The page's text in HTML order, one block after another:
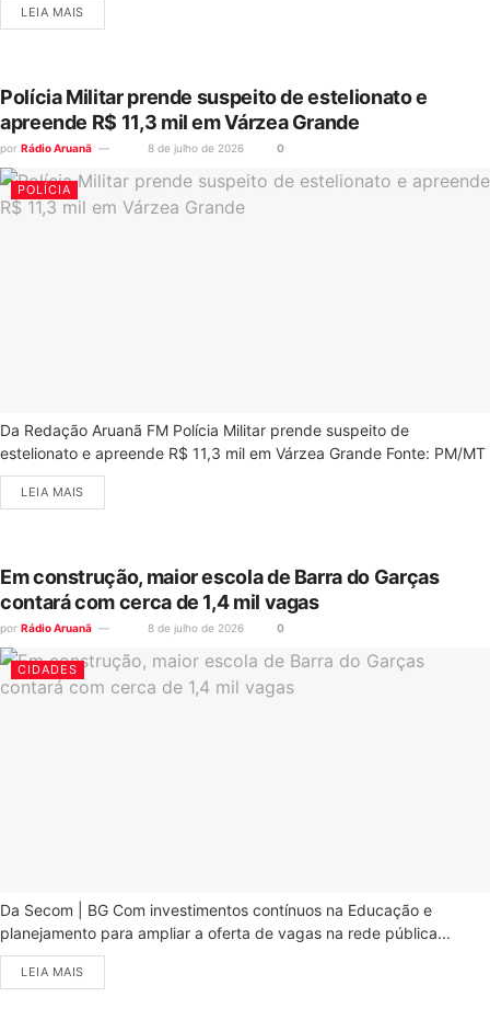
LEIA MAIS
Polícia Militar prende suspeito de estelionato e
apreende R$ 11,3 mil em Várzea Grande
por Rádio Aruanã 8 de julho de 2026 0
POLÍCIA
Da Redação Aruanã FM Polícia Militar prende suspeito de
estelionato e apreende R$ 11,3 mil em Várzea Grande Fonte: PM/MT
LEIA MAIS
Em construção, maior escola de Barra do Garças
contará com cerca de 1,4 mil vagas
por Rádio Aruanã 8 de julho de 2026 0
CIDADES
Da Secom | BG Com investimentos contínuos na Educação e
planejamento para ampliar a oferta de vagas na rede pública...
LEIA MAIS